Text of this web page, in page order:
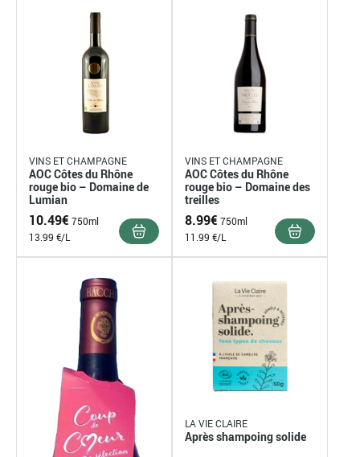
VINS ET CHAMPAGNE
AOC Côtes du Rhône
rouge bio – Domaine de
Lumian
10.49€ 750ml
13.99 €/L
VINS ET CHAMPAGNE
AOC Côtes du Rhône
rouge bio – Domaine des
treilles
8.99€ 750ml
11.99 €/L
LA VIE CLAIRE
Après shampoing solide